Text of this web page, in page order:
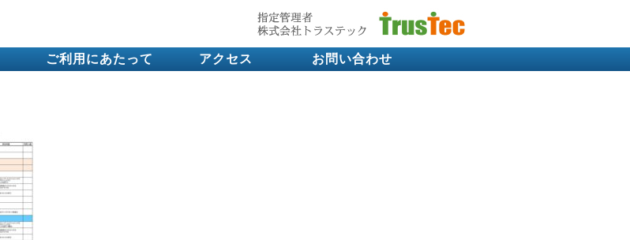
ご利用にあたって アクセス お問い合わせ